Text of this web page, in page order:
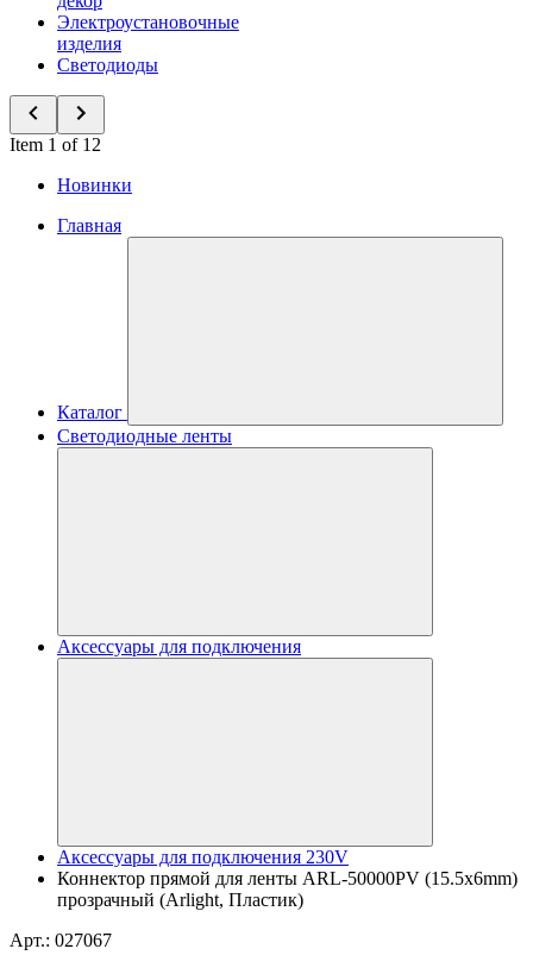
Электроустановочные
изделия
Светодиоды
Item 1 of 12
Новинки
Главная
Каталог
Светодиодные ленты
Аксессуары для подключения
Аксессуары для подключения 230V
Коннектор прямой для ленты ARL-50000PV (15.5x6mm)
прозрачный (Arlight, Пластик)
Арт.: 027067